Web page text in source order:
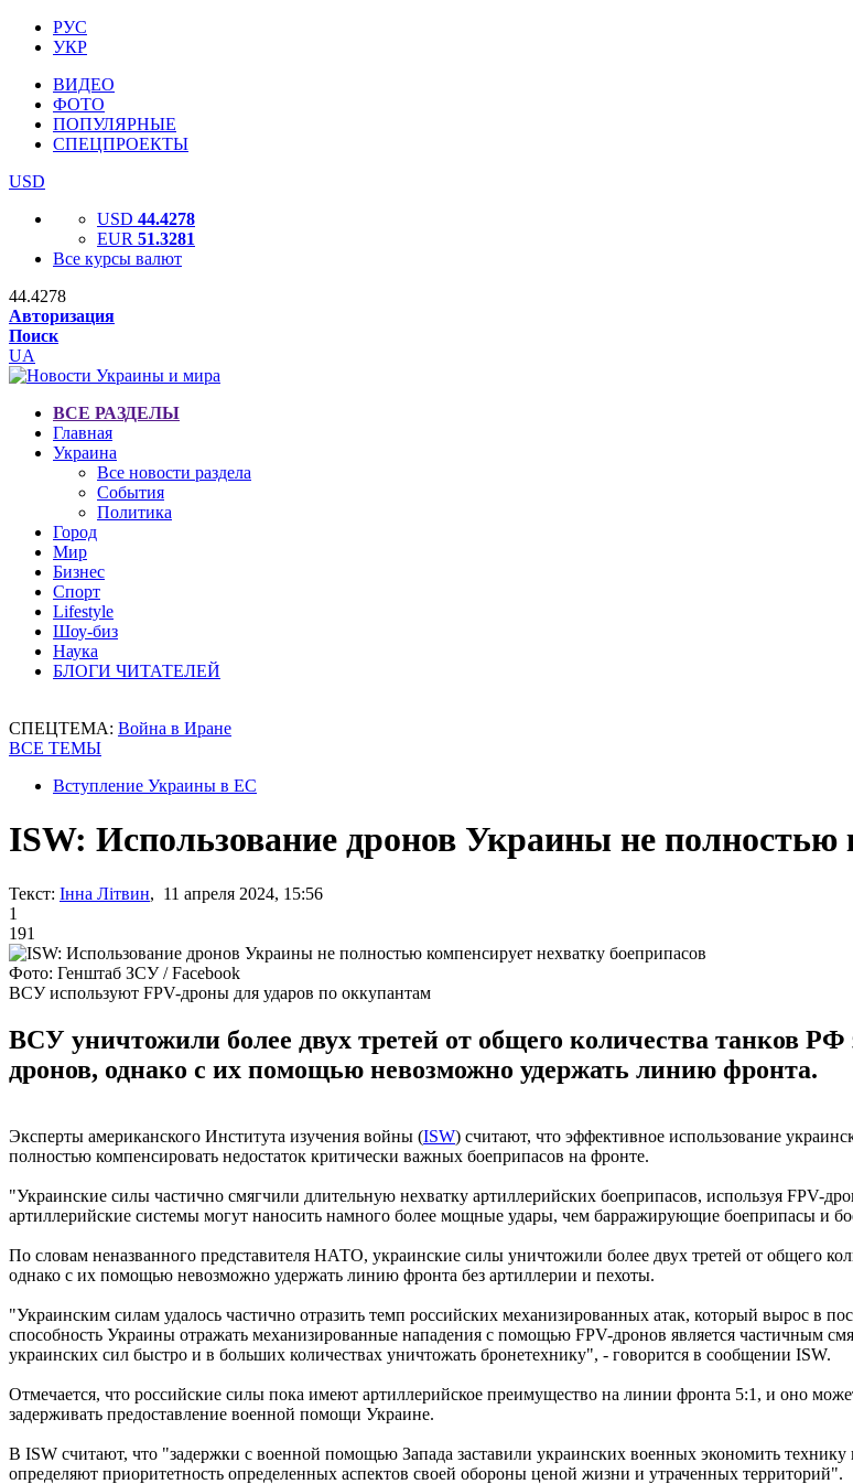
РУС
УКР
ВИДЕО
ФОТО
ПОПУЛЯРНЫЕ
СПЕЦПРОЕКТЫ
USD
USD 44.4278
EUR 51.3281
Все курсы валют
44.4278
Авторизация
Поиск
UA
ВСЕ РАЗДЕЛЫ
Главная
Украина
Все новости раздела
События
Политика
Город
Мир
Бизнес
Спорт
Lifestyle
Шоу-биз
Наука
БЛОГИ ЧИТАТЕЛЕЙ
СПЕЦТЕМА: Война в Иране
ВСЕ ТЕМЫ
Вступление Украины в ЕС
ISW: Использование дронов Украины не полностью
Текст: Інна Літвин, 11 апреля 2024, 15:56
1
191
Фото: Генштаб ЗСУ / Facebook
ВСУ используют FPV-дроны для ударов по оккупантам
ВСУ уничтожили более двух третей от общего количества танков
дронов, однако с их помощью невозможно удержать линию фронта.
Эксперты американского Института изучения войны (ISW) считают, что эффективное использование
полностью компенсировать недостаток критически важных боеприпасов на фронте.
"Украинские силы частично смягчили длительную нехватку артиллерийских боеприпасов, используя FPV-
артиллерийские системы могут наносить намного более мощные удары, чем барражирующие боеприпасы и
По словам неназванного представителя НАТО, украинские силы уничтожили более двух третей от общего
однако с их помощью невозможно удержать линию фронта без артиллерии и пехоты.
"Украинским силам удалось частично отразить темп российских механизированных атак, который вырос в
способность Украины отражать механизированные нападения с помощью FPV-дронов является частичным
украинских сил быстро и в больших количествах уничтожать бронетехнику", - говорится в сообщении ISW.
Отмечается, что российские силы пока имеют артиллерийское преимущество на линии фронта 5:1, и оно
задерживать предоставление военной помощи Украине.
В ISW считают, что "задержки с военной помощью Запада заставили украинских военных экономить
определяют приоритетность определенных аспектов своей обороны ценой жизни и утраченных территорий".